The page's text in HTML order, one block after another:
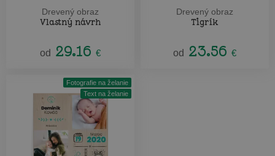
Drevený obraz
Vlastný návrh
od 29.16 €
Drevený obraz
Tigrík
od 23.56 €
Fotografie na želanie
Text na želanie